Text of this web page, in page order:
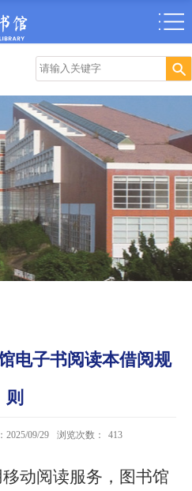
电子书阅读本借阅规
则
2025/09/29 浏览次数： 413
动阅读服务，图书馆